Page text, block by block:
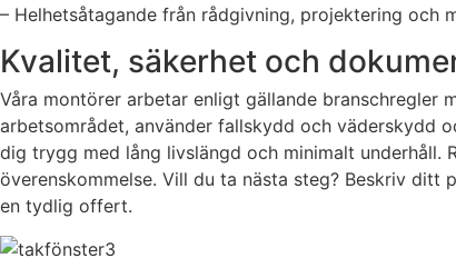
– Helhetsåtagande från rådgivning, projektering
Kvalitet, säkerhet och
Våra montörer arbetar enligt gällande branschregler
arbetsområdet, använder fallskydd och väderskydd
dig trygg med lång livslängd och minimalt underhåll.
överenskommelse. Vill du ta nästa steg? Beskriv
en tydlig offert.